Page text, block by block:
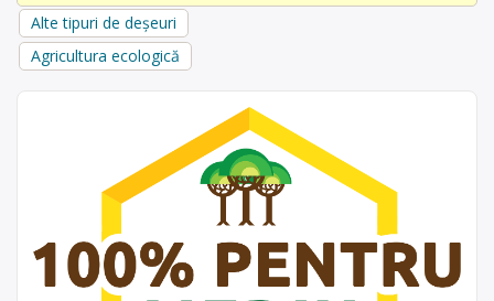
Alte tipuri de deșeuri
Agricultura ecologică